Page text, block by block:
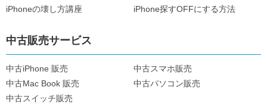
iPhoneの壊し方講座
iPhone探すOFFにする方法
中古販売サービス
中古iPhone 販売
中古スマホ販売
中古Mac Book 販売
中古パソコン販売
中古スイッチ販売